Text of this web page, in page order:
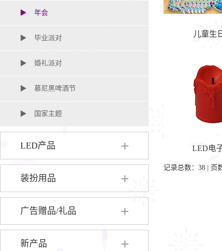
▶ 年会
▶ 毕业派对
▶ 婚礼派对
▶ 慕尼黑啤酒节
▶ 国家主题
LED产品
▶ 餐饮用品
▶ 装扮用品
装扮用品
▶ 发光头饰
广告赠品/礼品
新产品
儿童生
LED电
记录总数：38 | 页